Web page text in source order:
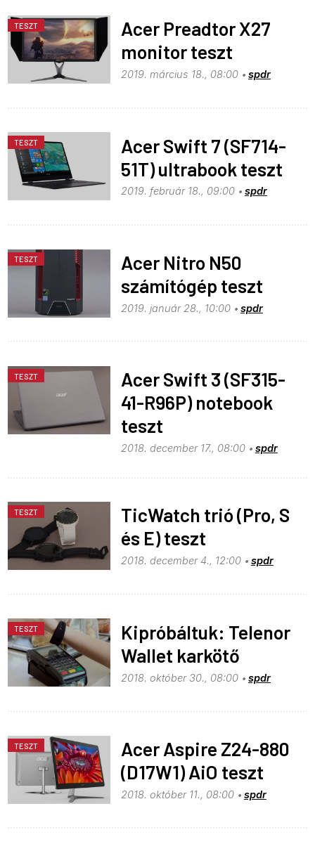
TESZT
Acer Preadtor X27
monitor teszt
2019. március 18., 08:00 spdr
TESZT
Acer Swift 7 (SF714-
51T) ultrabook teszt
2019. február 18., 09:00 spdr
TESZT
Acer Nitro N50
számítógép teszt
2019. január 28., 10:00 spdr
TESZT
Acer Swift 3 (SF315-
41-R96P) notebook
teszt
2018. december 17., 08:00 spdr
TESZT
TicWatch trió (Pro, S
és E) teszt
2018. december 4., 12:00 spdr
TESZT
Kipróbáltuk: Telenor
Wallet karkötő
2018. október 30., 08:00 spdr
TESZT
Acer Aspire Z24-880
(D17W1) AiO teszt
2018. október 11., 08:00 spdr